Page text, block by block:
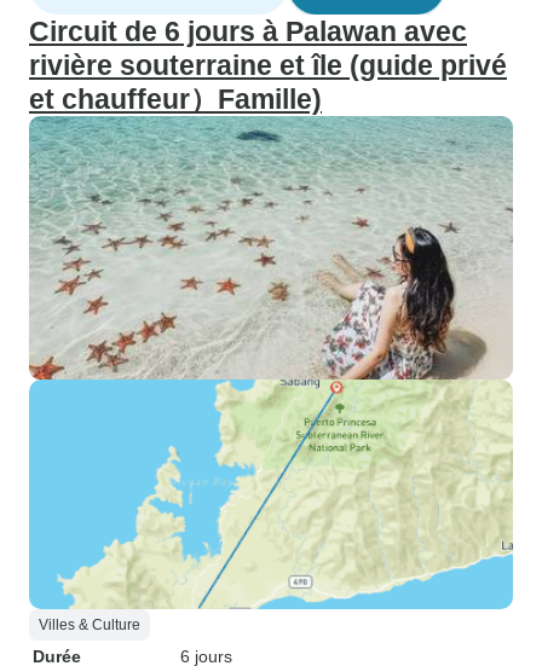
Circuit de 6 jours à Palawan avec
rivière souterraine et île (guide privé
et chauffeur）Famille)
Villes & Culture
Durée
6 jours